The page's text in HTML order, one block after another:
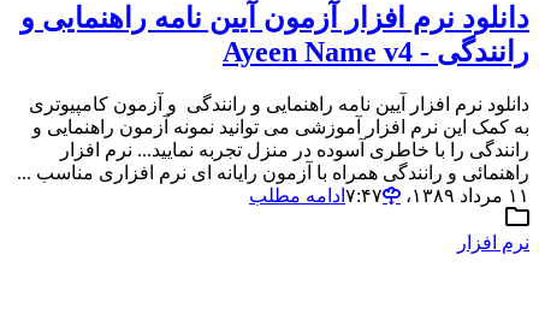
دانلود نرم افزار آزمون آیین نامه راهنمایی و
رانندگی - Ayeen Name v4
دانلود نرم افزار آیین نامه راهنمایی و رانندگی و آزمون کامپیوتری
به کمک این نرم افزار آموزشی می توانید نمونه آزمون راهنمایی و
رانندگی را با خاطری آسوده در منزل تجربه نمایید... نرم افزار
راهنمائی و رانندگی همراه با آزمون رایانه ای نرم افزاری مناسب ...
۱۱ مرداد ۱۳۸۹،‏ ۷:۴۷
ادامه مطلب
نرم افزار